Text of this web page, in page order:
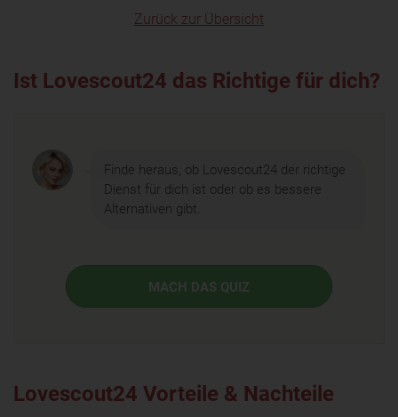
Zurück zur Übersicht
Ist Lovescout24 das Richtige für dich?
Finde heraus, ob Lovescout24 der richtige
Dienst für dich ist oder ob es bessere
Alternativen gibt.
MACH DAS QUIZ
Lovescout24 Vorteile & Nachteile